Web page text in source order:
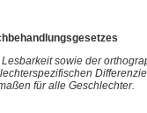
sowie der
für alle Geschlechter.